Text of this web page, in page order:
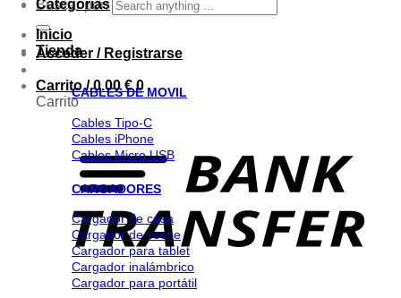
Buscar por:
Acceder / Registrarse
Carrito /0.00€ 0
Carrito
Categorías
Inicio
Tienda
CABLES DE MOVIL
Cables Tipo-C
Cables iPhone
Cables Micro USB
CARGADORES
Cargador de casa
Cargador de coche
Cargador para tablet
Cargador inalámbrico
Cargador para portátil